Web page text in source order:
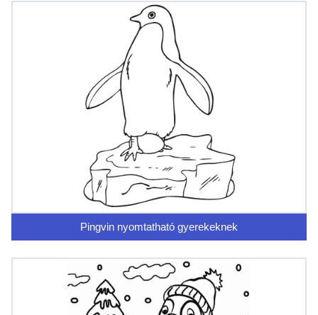
Pingvin nyomtatható gyerekeknek